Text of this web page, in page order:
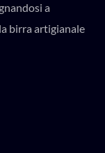
a
birra artigianale